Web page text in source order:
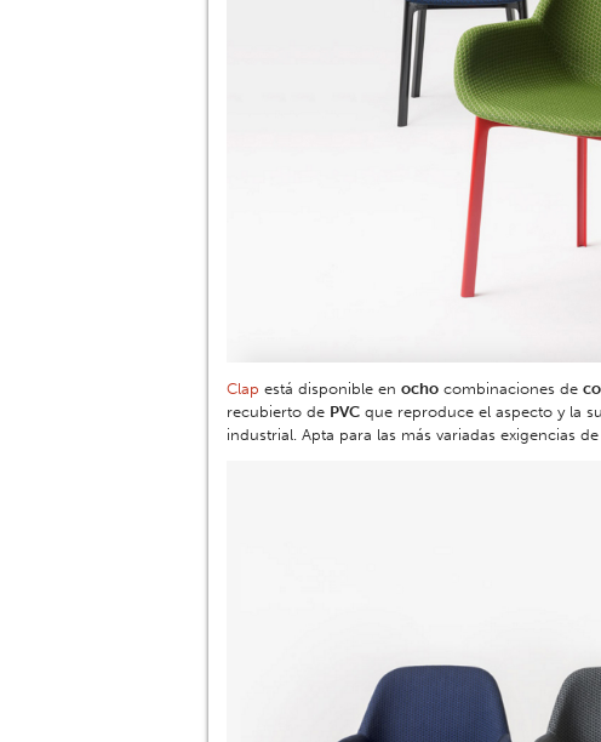
Clap está disponible en ocho combinaciones de
recubierto de PVC que reproduce el aspecto y la
industrial. Apta para las más variadas exigencias de